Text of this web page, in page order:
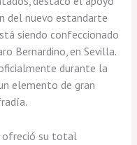
del nuevo estandarte
siendo confeccionado
Bernardino, en Sevilla.
durante la
elemento de gran
ofreció su total